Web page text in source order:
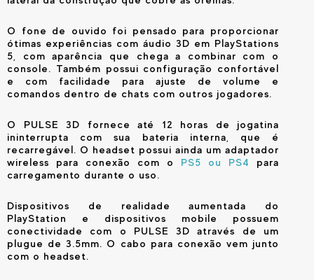
O fone de ouvido foi pensado para proporcionar
ótimas experiências com áudio 3D em PlayStations
5, com aparência que chega a combinar com o
console. Também possui configuração confortável
e com facilidade para ajuste de volume e
comandos dentro de chats com outros jogadores.
O PULSE 3D fornece até 12 horas de jogatina
ininterrupta com sua bateria interna, que é
recarregável. O headset possui ainda um adaptador
wireless para conexão com o PS5 ou PS4
para
carregamento durante o uso.
Dispositivos de realidade aumentada do
PlayStation e dispositivos mobile possuem
conectividade com o PULSE 3D através de um
plugue de 3.5mm. O cabo para conexão vem junto
com o headset.